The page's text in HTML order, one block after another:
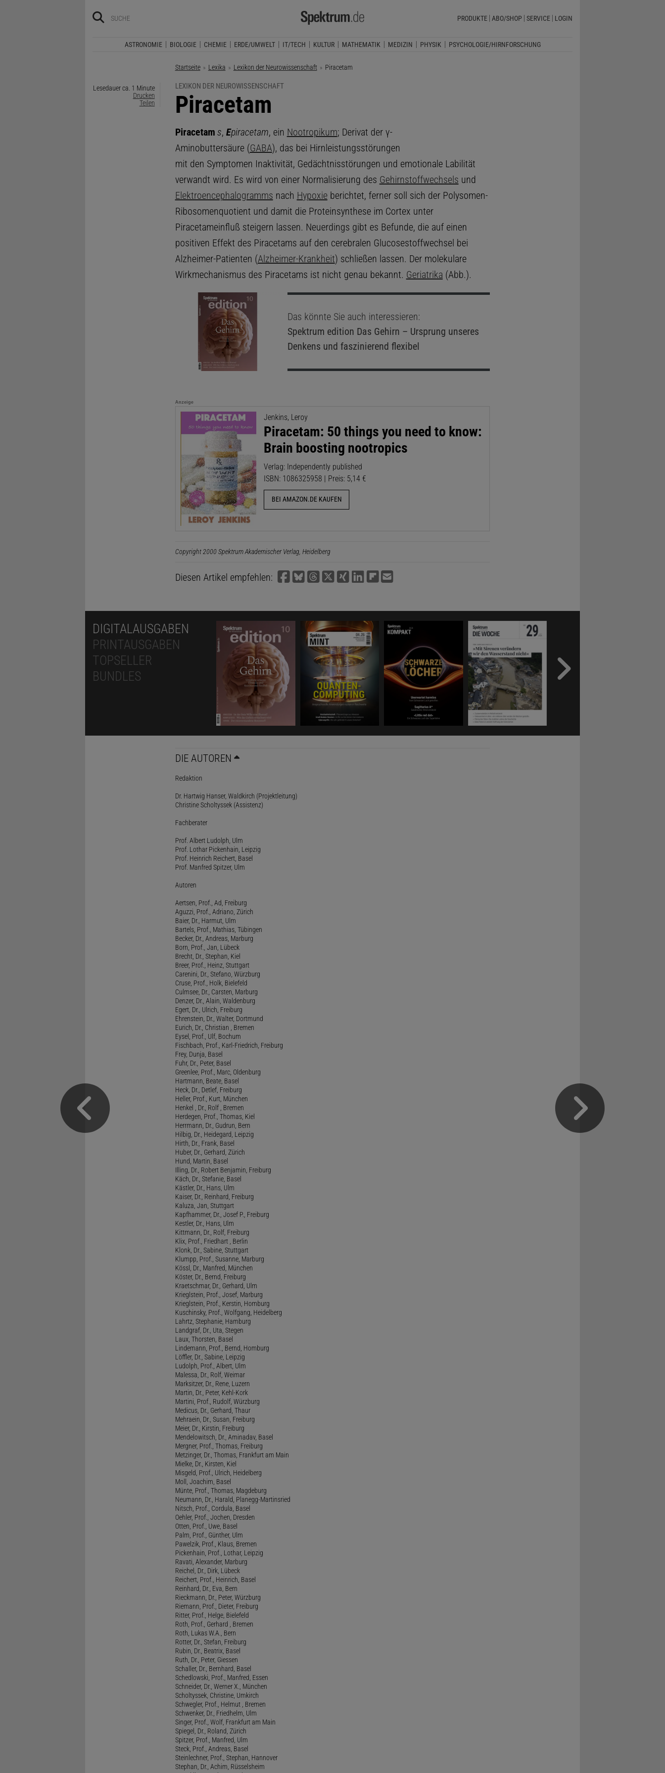
PRODUKTE ABO/SHOP SERVICE LOGIN
ASTRONOMIE BIOLOGIE CHEMIE ERDE/UMWELT IT/TECH KULTUR MATHEMATIK MEDIZIN PHYSIK PSYCHOLOGIE/HIRNFORSCHUNG
Startseite Lexika Lexikon der Neurowissenschaft Aktuelle Seite:
Piracetam
Lesedauer ca. 1 Minute
Drucken
Teilen
LEXIKON DER NEUROWISSENSCHAFT
:
Piracetam
Piracetam s, Epiracetam, ein Nootropikum; Derivat der γ-
Aminobuttersäure (GABA), das bei Hirnleistungsstörungen
mit den Symptomen Inaktivität, Gedächtnisstörungen und emotionale Labilität
verwandt wird. Es wird von einer Normalisierung des Gehirnstoffwechsels und
Elektroencephalogramms nach Hypoxieberichtet, ferner soll sich der Polysomen-
Ribosomenquotient und damit die Proteinsynthese im Cortex unter
Piracetameinfluß steigern lassen. Neuerdings gibt es Befunde, die auf einen
positiven Effekt des Piracetams auf den cerebralen Glucosestoffwechsel bei
Alzheimer-Patienten (Alzheimer-Krankheit) schließen lassen. Der molekulare
Wirkmechanismus des Piracetams ist nicht genau bekannt. Geriatrika (Abb.).
Das könnte Sie auch interessieren:
Spektrum edition Das Gehirn – Ursprung unseres
Denkens und faszinierend flexibel
Anzeige
Jenkins, Leroy
Piracetam: 50 things you need to know:
Brain boosting nootropics
Verlag: Independently published
ISBN: 1086325958 | Preis: 5,14 €
BEI AMAZON.DE KAUFEN
Copyright 2000 Spektrum Akademischer Verlag, Heidelberg
Diesen Artikel empfehlen:
DIGITALAUSGABEN
PRINTAUSGABEN
TOPSELLER
BUNDLES
DIE AUTOREN
Redaktion
Dr. Hartwig Hanser, Waldkirch (Projektleitung)
Christine Scholtyssek (Assistenz)
Fachberater
Prof. Albert Ludolph, Ulm
Prof. Lothar Pickenhain, Leipzig
Prof. Heinrich Reichert, Basel
Prof. Manfred Spitzer, Ulm
Autoren
Aertsen, Prof., Ad, Freiburg
Aguzzi, Prof., Adriano, Zürich
Baier, Dr., Harmut, Ulm
Bartels, Prof., Mathias, Tübingen
Becker, Dr., Andreas, Marburg
Born, Prof., Jan, Lübeck
Brecht, Dr., Stephan, Kiel
Breer, Prof., Heinz, Stuttgart
Carenini, Dr., Stefano, Würzburg
Cruse, Prof., Holk, Bielefeld
Culmsee, Dr., Carsten, Marburg
Denzer, Dr., Alain, Waldenburg
Egert, Dr., Ulrich, Freiburg
Ehrenstein, Dr., Walter, Dortmund
Eurich, Dr., Christian , Bremen
Eysel, Prof., Ulf, Bochum
Fischbach, Prof., Karl-Friedrich, Freiburg
Frey, Dunja, Basel
Fuhr, Dr., Peter, Basel
Greenlee, Prof., Marc, Oldenburg
Hartmann, Beate, Basel
Heck, Dr., Detlef, Freiburg
Heller, Prof., Kurt, München
Henkel , Dr., Rolf , Bremen
Herdegen, Prof., Thomas, Kiel
Herrmann, Dr., Gudrun, Bern
Hilbig, Dr., Heidegard, Leipzig
Hirth, Dr., Frank, Basel
Huber, Dr., Gerhard, Zürich
Hund, Martin, Basel
Illing, Dr., Robert Benjamin, Freiburg
Käch, Dr., Stefanie, Basel
Kästler, Dr., Hans, Ulm
Kaiser, Dr., Reinhard, Freiburg
Kaluza, Jan, Stuttgart
Kapfhammer, Dr., Josef P., Freiburg
Kestler, Dr., Hans, Ulm
Kittmann, Dr., Rolf, Freiburg
Klix, Prof., Friedhart , Berlin
Klonk, Dr., Sabine, Stuttgart
Klumpp, Prof., Susanne, Marburg
Kössl, Dr., Manfred, München
Köster, Dr., Bernd, Freiburg
Kraetschmar, Dr., Gerhard, Ulm
Krieglstein, Prof., Josef, Marburg
Krieglstein, Prof., Kerstin, Homburg
Kuschinsky, Prof., Wolfgang, Heidelberg
Lahrtz, Stephanie, Hamburg
Landgraf, Dr., Uta, Stegen
Laux, Thorsten, Basel
Lindemann, Prof., Bernd, Homburg
Löffler, Dr., Sabine, Leipzig
Ludolph, Prof., Albert, Ulm
Malessa, Dr., Rolf, Weimar
Marksitzer, Dr., Rene, Luzern
Martin, Dr., Peter, Kehl-Kork
Martini, Prof., Rudolf, Würzburg
Medicus, Dr., Gerhard, Thaur
Mehraein, Dr., Susan, Freiburg
Meier, Dr., Kirstin, Freiburg
Mendelowitsch, Dr., Aminadav, Basel
Mergner, Prof., Thomas, Freiburg
Metzinger, Dr., Thomas, Frankfurt am Main
Mielke, Dr., Kirsten, Kiel
Misgeld, Prof., Ulrich, Heidelberg
Moll, Joachim, Basel
Münte, Prof., Thomas, Magdeburg
Neumann, Dr., Harald, Planegg-Martinsried
Nitsch, Prof., Cordula, Basel
Oehler, Prof., Jochen, Dresden
Otten, Prof., Uwe, Basel
Palm, Prof., Günther, Ulm
Pawelzik, Prof., Klaus, Bremen
Pickenhain, Prof., Lothar, Leipzig
Ravati, Alexander, Marburg
Reichel, Dr., Dirk, Lübeck
Reichert, Prof., Heinrich, Basel
Reinhard, Dr., Eva, Bern
Rieckmann, Dr., Peter, Würzburg
Riemann, Prof., Dieter, Freiburg
Ritter, Prof., Helge, Bielefeld
Roth, Prof., Gerhard , Bremen
Roth, Lukas W.A., Bern
Rotter, Dr., Stefan, Freiburg
Rubin, Dr., Beatrix, Basel
Ruth, Dr., Peter, Giessen
Schaller, Dr., Bernhard, Basel
Schedlowski, Prof., Manfred, Essen
Schneider, Dr., Werner X., München
Scholtyssek, Christine, Umkirch
Schwegler, Prof., Helmut , Bremen
Schwenker, Dr., Friedhelm, Ulm
Singer, Prof., Wolf, Frankfurt am Main
Spiegel, Dr., Roland, Zürich
Spitzer, Prof., Manfred, Ulm
Steck, Prof., Andreas, Basel
Steinlechner, Prof., Stephan, Hannover
Stephan, Dr., Achim, Rüsselsheim